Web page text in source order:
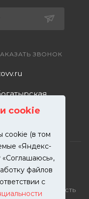
cookie
cookie (в том
«Яндекс-
файлов
с
ЗВОНОК
и покраска
– собственность